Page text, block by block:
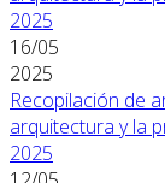
2025
16/05
2025
Recopilación de
arquitectura y la
2025